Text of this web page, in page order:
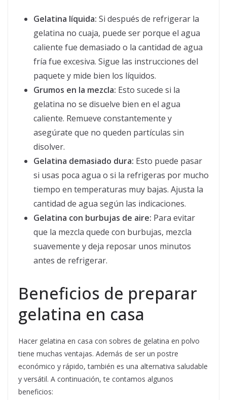
Gelatina líquida: Si después de refrigerar la
gelatina no cuaja, puede ser porque el agua
caliente fue demasiado o la cantidad de agua
fría fue excesiva. Sigue las instrucciones del
paquete y mide bien los líquidos.
Grumos en la mezcla: Esto sucede si la
gelatina no se disuelve bien en el agua
caliente. Remueve constantemente y
asegúrate que no queden partículas sin
disolver.
Gelatina demasiado dura: Esto puede pasar
si usas poca agua o si la refrigeras por mucho
tiempo en temperaturas muy bajas. Ajusta la
cantidad de agua según las indicaciones.
Gelatina con burbujas de aire: Para evitar
que la mezcla quede con burbujas, mezcla
suavemente y deja reposar unos minutos
antes de refrigerar.
Beneficios de preparar
gelatina en casa
Hacer gelatina en casa con sobres de gelatina en polvo
tiene muchas ventajas. Además de ser un postre
económico y rápido, también es una alternativa saludable
y versátil. A continuación, te contamos algunos
beneficios: